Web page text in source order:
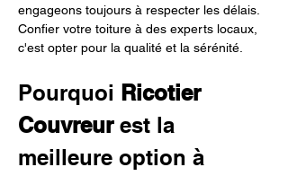
engageons toujours à respecter les délais.
Confier votre toiture à des experts locaux,
c'est opter pour la qualité et la sérénité.
Pourquoi Ricotier
Couvreur est la
meilleure option à